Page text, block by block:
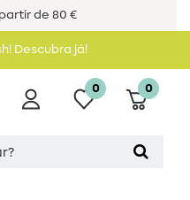
de 80 €
Descubra já!
0 0